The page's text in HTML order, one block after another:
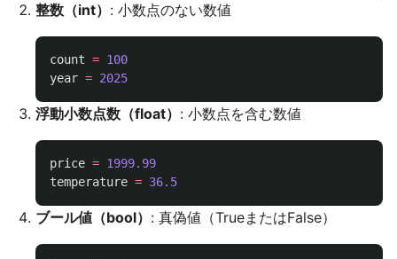
整数（int） : 小数点のない数値
count = 100
year = 2025
浮動小数点数（float） : 小数点を含む数値
price = 1999.99
temperature = 36.5
ブール値（bool） : 真偽値（TrueまたはFalse）